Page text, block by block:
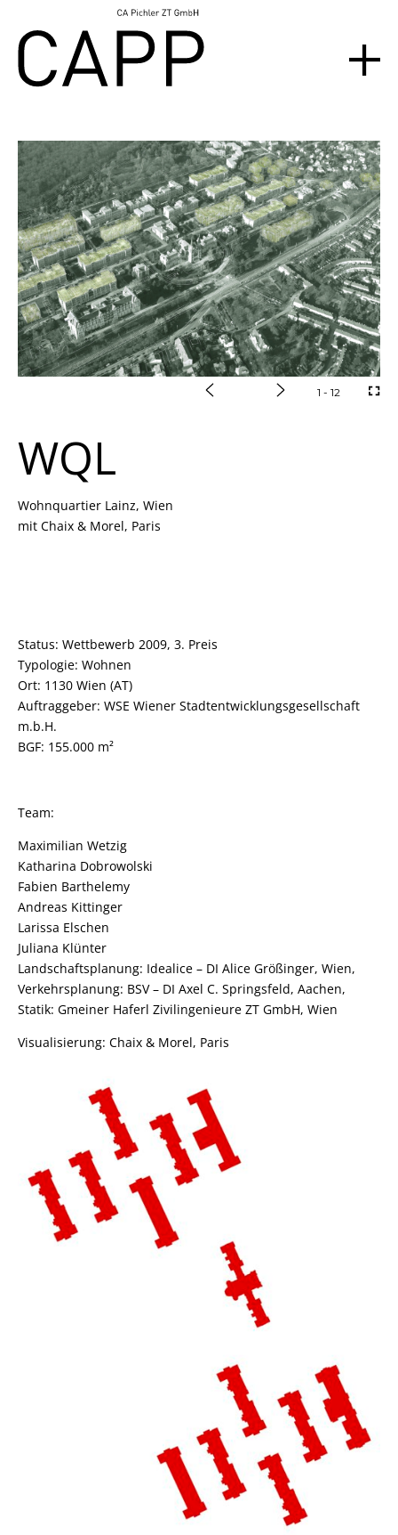
1 - 12
WQL
Wohnquartier Lainz, Wien
mit Chaix & Morel, Paris
Status: Wettbewerb 2009, 3. Preis
Typologie: Wohnen
Ort: 1130 Wien (AT)
Auftraggeber: WSE Wiener Stadtentwicklungsgesellschaft
m.b.H.
BGF: 155.000 m²
Team:
Maximilian Wetzig
Katharina Dobrowolski
Fabien Barthelemy
Andreas Kittinger
Larissa Elschen
Juliana Klünter
Landschaftsplanung: Idealice – DI Alice Größinger, Wien,
Verkehrsplanung: BSV – DI Axel C. Springsfeld, Aachen,
Statik: Gmeiner Haferl Zivilingenieure ZT GmbH, Wien
Visualisierung: Chaix & Morel, Paris